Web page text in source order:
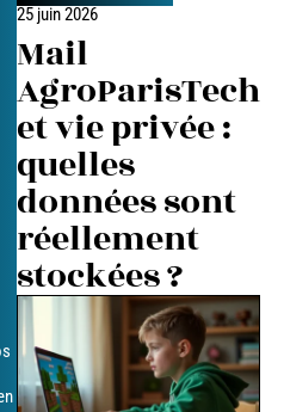
25 juin 2026
Mail
AgroParisTech
et vie privée :
quelles
données sont
réellement
stockées ?